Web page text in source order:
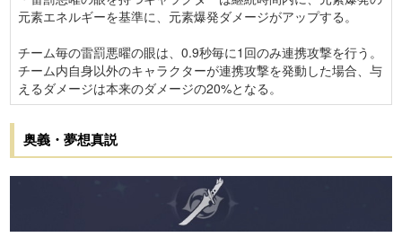
元素エネルギーを基準に、元素爆発ダメージがアップする。
チーム毎の雷罰悪曜の眼は、0.9秒毎に1回のみ連携攻撃を行う。
チーム内自身以外のキャラクターが連携攻撃を発動した場合、与
えるダメージは本来のダメージの20%となる。
奥義・夢想真説